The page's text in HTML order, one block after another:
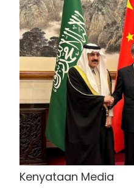
Kenyataan Media